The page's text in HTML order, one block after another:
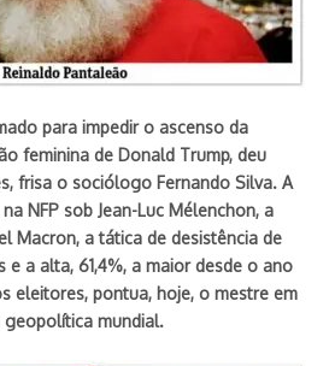
para impedir o ascenso da
feminina de Donald Trump, deu
frisa o sociólogo Fernando Silva. A
NFP sob Jean-Luc Mélenchon, a
Macron, a tática de desistência de
e a alta, 61,4%, a maior desde o ano
eleitores, pontua, hoje, o mestre em
mundial.